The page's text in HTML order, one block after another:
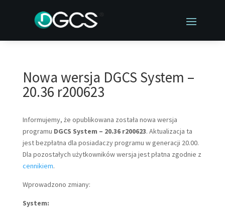
Nowa wersja DGCS System –
20.36 r200623
Informujemy, że opublikowana została nowa wersja
programu DGCS System – 20.36 r200623. Aktualizacja ta
jest bezpłatna dla posiadaczy programu w generacji 20.00.
Dla pozostałych użytkowników wersja jest płatna zgodnie z
cennikiem.
Wprowadzono zmiany:
System: